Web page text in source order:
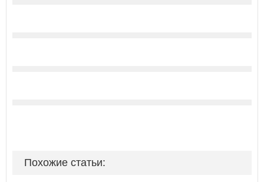
Похожие статьи: